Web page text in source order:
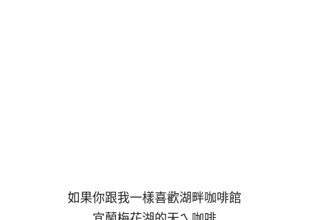
如果你跟我一樣喜歡湖畔咖啡館